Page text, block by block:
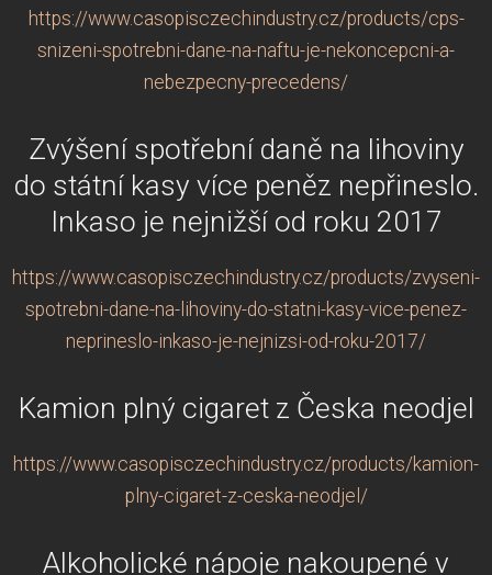
https://www.casopisczechindustry.cz/products/cps-
snizeni-spotrebni-dane-na-naftu-je-nekoncepcni-a-
nebezpecny-precedens/
Zvýšení spotřební daně na lihoviny
do státní kasy více peněz nepřineslo.
Inkaso je nejnižší od roku 2017
https://www.casopisczechindustry.cz/products/zvyseni-
spotrebni-dane-na-lihoviny-do-statni-kasy-vice-penez-
neprineslo-inkaso-je-nejnizsi-od-roku-2017/
Kamion plný cigaret z Česka neodjel
https://www.casopisczechindustry.cz/products/kamion-
plny-cigaret-z-ceska-neodjel/
Alkoholické nápoje nakoupené v